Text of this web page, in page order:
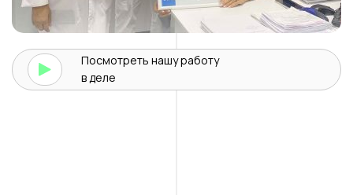
Посмотреть нашуработу
в деле